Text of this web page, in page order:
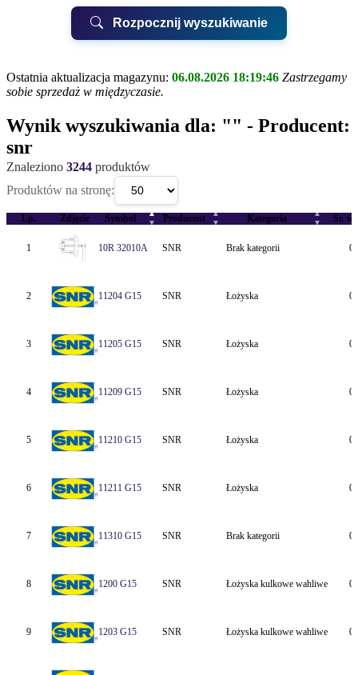
Rozpocznij wyszukiwanie
Biurem Obsługi Klienta QUAY
QUAY Suchy Las, ul.Kwarcowa 6
Ostatnia aktualizacja magazynu: 06.08.2026 18:19:46 Zastrzegamy
sobie sprzedaż w międzyczasie.
Wynik wyszukiwania dla: "" - Producent:
snr
Znaleziono 3244 produktów
Produktów na stronę:
Lp. Zdjęcie Symbol
▲
▼
Producent
▲
▼
Kategoria
▲
▼
Śr.
1 10R 32010A SNR Brak kategorii 0
2 11204 G15 SNR Łożyska 0
3 11205 G15 SNR Łożyska 0
4 11209 G15 SNR Łożyska 0
5 11210 G15 SNR Łożyska 0
6 11211 G15 SNR Łożyska 0
7 11310 G15 SNR Brak kategorii 0
8 1200 G15 SNR Łożyska kulkowe wahliwe 0
9 1203 G15 SNR Łożyska kulkowe wahliwe 0